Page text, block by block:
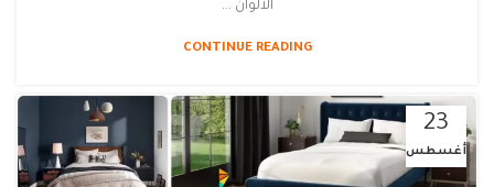
الألوان ...
CONTINUE READING
23
أغسطس